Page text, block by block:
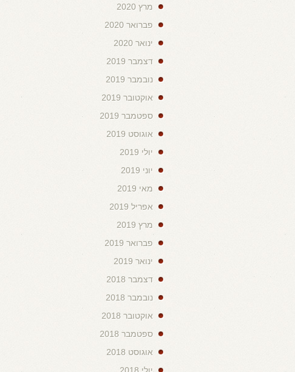
מרץ 2020
פברואר 2020
ינואר 2020
דצמבר 2019
נובמבר 2019
אוקטובר 2019
ספטמבר 2019
אוגוסט 2019
יולי 2019
יוני 2019
מאי 2019
אפריל 2019
מרץ 2019
פברואר 2019
ינואר 2019
דצמבר 2018
נובמבר 2018
אוקטובר 2018
ספטמבר 2018
אוגוסט 2018